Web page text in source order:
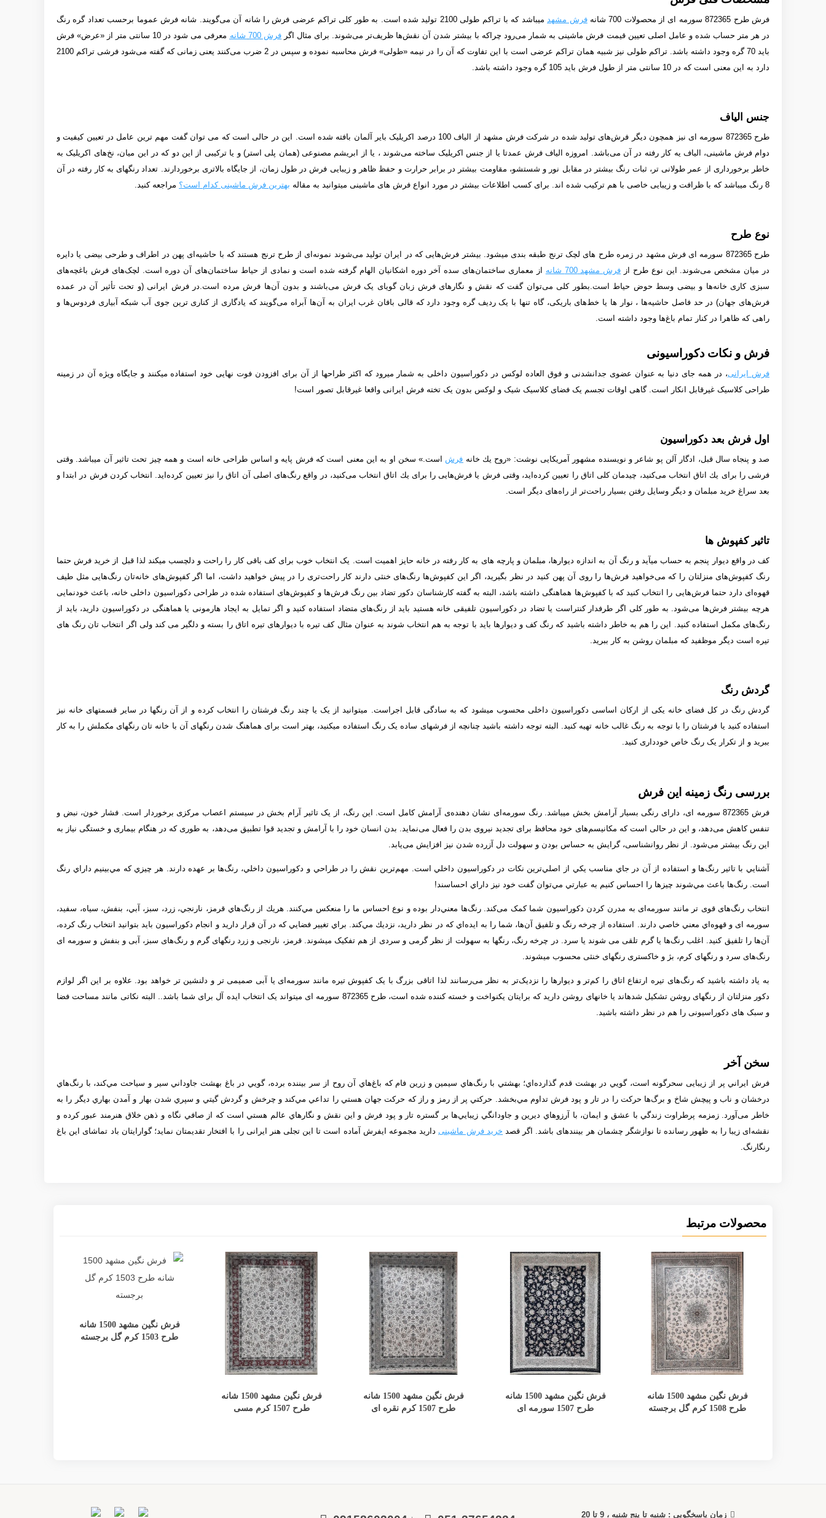
فرش طرح 872365 سورمه ای از محصولات 700 شانه فرش مشهدمی­باشد که با تراکم طولی 2100 تولید شده است.
به طور کلی تراکم عرضی فرش را شانه آن می‌گویند. شانه فرش عموما برحسب تعداد گره رنگ
در هر متر حساب شده و عامل اصلی تعیین قیمت فرش ماشینی به شمار می‌رود چراکه با بیشتر شدن آن نقش‌ها ظریف‌تر می‌شوند. برای مثال اگرفرش 700 شانه
معرفی می شود در 10 سانتی متر از «عرض» فرش
باید 70 گره وجود داشته باشد.
تراکم طولی نیز شبیه همان تراکم عرضی است با این تفاوت که آن را در نیمه «طولی» فرش محاسبه نموده و سپس در 2 ضرب می‌کنند
یعنی زمانی که گفته می‌شود فرشی تراکم 2100
دارد به این معنی است که در 10 سانتی متر از طول فرش باید 105 گره وجود داشته باشد.
جنس الیاف
طرح 872365 سورمه ای
نیز همچون دیگر فرش‌های تولید شده در شرکت فرش مشهد از الیاف 100 درصد اکریلیک بایر آلمان بافته شده است. این در حالی است که می توان گفت مهم ترین عامل در تعیین کیفیت و
دوام فرش ماشینی، الیاف یه کار رفته در آن می‌باشد. امروزه الیاف فرش عمدتا یا از جنس اکریلیک ساخته می‌شوند ، یا از ابریشم مصنوعی (همان پلی استر) و یا ترکیبی از این دو که در این میان، نخ‌های اکریلیک به
خاطر برخورداری از عمر طولانی تر، ثبات رنگ بیشتر در مقابل نور و شستشو، مقاومت بیشتر در برابر حرارت و حفظ ظاهر و زیبایی فرش در طول زمان، از جایگاه بالاتری برخوردارند. تعداد رنگ­­های به کار رفته در آن
8 رنگ می­باشد که با ظرافت و زیبایی خاصی با هم ترکیب شده­ اند. برای کسب اطلاعات بیشتر در مورد انواع فرش های ماشینی میتوانید به مقاله
بهترین فرش ماشینی کدام است؟ مراجعه کنید.
نوع طرح
طرح 872365 سورمه­ ای فرش مشهد
در زمره طرح های لچک ترنج طبقه بندی می­شود. بیشتر فرش‌هایی که در ایران تولید می‌شوند نمونه‌ای از طرح ترنج هستند که با حاشیه‌ای پهن در اطراف و طرحی بیضی یا دایره
در میان مشخص می‌شوند. این نوع طرح از فرش مشهد 700 شانه
از معماری ساختمان‌های سده آخر دوره اشکانیان الهام گرفته شده است و نمادی از حیاط ساختمان‌های آن دوره است. لچک‌های فرش باغچه‌های
سبزی کاری خانه‌ها و بیضی وسط حوض حیاط است.بطور کلی می‌توان گفت که نقش و نگارهای فرش زبان گویای یک فرش می‌باشند و بدون آن‌ها فرش مرده است.در فرش ایرانی (و تحت تأثیر آن در عمده
فرش‌های جهان) در حد فاصل حاشیه‌ها ، نوار ها یا خط‌های باریکی، ‌گاه تنها با یک ردیف گره وجود دارد که قالی بافان غرب ایران به آن‌ها آبراه می‌گویند که یادگاری از کناری ترین جوی آب شبکه‌ آبیاری فردوس‌ها و
راهی که ظاهرا در کنار تمام باغ‌ها وجود داشته است.
فرش و نکات دکوراسیونی
فرش ایرانی، در همه جای دنیا به عنوان عضوی جدانشدنی و فوق العاده لوکس در دکوراسیون داخلی به شمار میرود که اکثر طراح­ها از آن برای افزودن فوت نهایی خود استفاده می­کنند و جایگاه ویژه آن در زمینه
طراحی کلاسیک غیرقابل انکار است. گاهی اوقات تجسم یک فضای کلاسیک شیک و لوکس بدون یک تخته فرش ایرانی واقعا غیرقابل تصور است!
اول فرش بعد دکوراسیون
صد و پنجاه سال قبل، ادگار آلن پو شاعر و نویسنده مشهور آمریکایی نوشت: «روح یك خانه فرش است.» سخن او به این معنی است كه فرش پایه و اساس طراحی خانه است و همه چیز تحت تاثیر آن می­باشد. وقتی
فرشی را برای یك اتاق انتخاب می‌كنید، چیدمان كلی اتاق را تعیین كرده‌اید، وقتی فرش یا فرش‌هایی را برای یك اتاق انتخاب می‌كنید، در واقع رنگ‌های اصلی آن اتاق را نیز تعیین كرده‌اید. انتخاب کردن فرش در ابتدا و
بعد سراغ خرید مبلمان و دیگر وسایل رفتن بسیار راحت‌تر از راه‌های دیگر است.
تاثیر کفپوش ها
کف در واقع دیوار پنجم به حساب می­آید و رنگ آن به اندازه دیوارها، مبلمان و پارچه­ های به کار رفته در خانه حایز اهمیت است. یک انتخاب خوب برای کف باقی کار را راحت و دلچسب می­کند لذا قبل از خرید فرش حتما
رنگ کفپوش‌های منزلتان را که می‌خواهید فرش‌ها را روی آن پهن کنید در نظر بگیرید، اگر این کفپوش‌ها رنگ‌های خنثی دارند کار راحت‌تری را در پیش خواهید داشت، اما اگر کفپوش‌های خانه‌تان رنگ‌هایی مثل طیف
قهوه‌ای دارد حتما فرش‌هایی را انتخاب کنید که با کفپوش‌ها هماهنگی داشته باشد، البته به گفته کارشناسان دکور تضاد بین رنگ فرش‌ها و کفپوش‌های استفاده شده در طراحی دکوراسیون داخلی خانه، باعث خودنمایی
هرچه بیشتر فرش‌ها می‌شود. به طور کلی اگر طرفدار کنتراست یا تضاد در دکوراسیون تلفیقی خانه هستید باید از رنگ‌های متضاد استفاده کنید و اگر تمایل به ایجاد هارمونی یا هماهنگی در دکوراسیون دارید، باید از
رنگ‌های مکمل استفاده کنید. این را هم به خاطر داشته باشید که رنگ کف و دیوارها باید با توجه به هم انتخاب شوند به عنوان مثال کف تیره با دیوارهای تیره اتاق را بسته و دلگیر می کند ولی اگر انتخاب تان رنگ های
تیره است دیگر موظفید که مبلمان روشن به کار ببرید.
گردش رنگ
گردش رنگ در کل فضای خانه یکی از ارکان اساسی دکوراسیون داخلی محسوب می­شود که به سادگی قابل اجراست. می­توانید از یک یا چند رنگ فرش­تان را انتخاب کرده و از آن رنگ­ها در سایر قسمت­های خانه نیز
استفاده کنید یا فرشتان را با توجه به رنگ غالب خانه تهیه کنید. البته توجه داشته باشید چنانچه از فرش­های ساده یک رنگ استفاده می­کنید، بهتر است برای هماهنگ شدن رنگ­های آن با خانه­ تان رنگ­های مکملش را به کار
ببرید و از تکرار یک رنگ خاص خودداری کنید.
بررسی رنگ زمینه این فرش
فرش 872365 سورمه­ ای، دارای رنگی بسیار آرامش بخش می­باشد. رنگ سورمه‌ای نشان دهنده‌ی آرامش کامل است. این رنگ، از یک تاثیر آرام بخش در سیستم اعصاب مرکزی برخوردار است. فشار خون، نبض و
تنفس کاهش می‌دهد، و این در حالی است که مکانیسم‌های خود محافظ برای تجدید نیروی بدن را فعال می‌نماید. بدن انسان خود را با آرامش و تجدید قوا تطبیق می‌دهد، به طوری که در هنگام بیماری و خستگی نیاز به
این رنگ بیشتر می‌شود. از نظر روانشناسی، گرایش به حساس بودن و سهولت دل آزرده شدن نیز افزایش می‌یابد.
آشنايي با تاثير رنگ‌ها و استفاده از آن‌ در جاي مناسب يكي از اصلي‌ترين نكات در دكوراسيون داخلي است. مهم‌ترين نقش را در طراحي و دكوراسيون داخلي، رنگ‌ها بر عهده دارند. هر چيزي كه مي‌بينيم داراي رنگ
است. رنگ‌ها باعث مي‌شوند چيزها را احساس كنيم به عبارتي مي‌توان گفت خود نيز داراي احساسند!
انتخاب رنگ‌های قوی تر مانند سورمه‌ای به مدرن کردن دکوراسیون شما کمک می‌کند. رنگ‌ها معني‌دار بوده و نوع احساس ما را منعكس مي‌كنند. هريك از رنگ‌هاي قرمز، نارنجي، زرد، سبز، آبي، بنفش، سياه، سفيد،
سورمه ­ای و قهوه‌اي معني خاصي دارند. استفاده از چرخه رنگ و تلفيق آن‌ها، شما را به ايده‌اي كه در نظر داريد، نزديك مي‌كند. براي تغيير فضايي كه در آن قرار داريد و انجام دكوراسيون بايد بتوانيد انتخاب رنگ كرده،
آن‌ها را تلفيق كنيد. اغلب رنگ‌ها يا گرم تلقی می شوند يا سرد. در چرخه رنگ، رنگ­ها به سهولت از نظر گرمی و سردی از هم تفکيک میشوند. قرمز، نارنجی و زرد رنگ­های گرم و رنگ‌های سبز، آبی و بنفش و سورمه­ ای
رنگ‌های سرد و رنگ­های کرم، بژ و خاکستری رنگ­های خنثی محسوب می­شوند.
به یاد داشته باشید كه رنگ‌های تیره ارتفاع اتاق را كم‌تر و دیوارها را نزدیک‌تر به نظر می‌رسانند لذا اتاقی بزرگ با يک کفپوش تيره مانند سورمه‌ای یا آبی صميمی تر و دلنشين تر خواهد بود. علاوه بر این اگر لوازم
دکور منزلتان از رنگ­های روشن تشکیل شده­اند یا خانه­ای روشن دارید که برای­تان یکنواخت و خسته کننده شده است، طرح 872365 سورمه ای میتواند یک انتخاب ایده آل برای شما باشد.. البته نکاتی مانند مساحت فضا
و سبک های دکوراسیونی را هم در نظر داشته باشید.
سخن آخر
فرش ايراني پر از زيبایی سحرگونه است، گويي در بهشت قدم گذارده‌اي؛ بهشتي با رنگ‌هاي سيمين و زرين فام كه باغ‌هاي آن روح از سر بيننده برده، ‌گويي در باغ بهشت جاوداني سير و سياحت مي‌كند، با رنگ‌هاي
درخشان و ناب و پیچش شاخ و برگ‌ها حركت را در تار و پود فرش تداوم مي‌بخشد. حركتي پر از رمز و راز كه حركت جهان هستي را تداعي مي‌كند و چرخش و گردش گيتي و سپري شدن بهار و آمدن بهاري ديگر را به
خاطر می‌آورد. زمزمه پرطراوت زندگي با عشق و ايمان، با آرزوهاي ديرين و جاودانگي زيبايي‌ها بر گستره تار و پود فرش و اين نقش و نگارهاي عالم هستي است كه از صافي نگاه و ذهن خلاق هنرمند عبور كرده و
نقشه‌ای زیبا را به ظهور رسانده تا نوازشگر چشمان هر بیننده­ای باشد. اگر قصد خرید فرش ماشینیدارید مجموعه ایفرش آماده است تا این تجلی هنر ایرانی را با افتخار تقدیمتان نماید؛ گوارایتان باد تماشای این باغ
رنگارنگ.
محصولات مرتبط
فرش نگین مشهد 1500 شانه
طرح 1508 کرم گل برجسته
فرش نگین مشهد 1500 شانه
طرح 1507 سورمه ای
فرش نگین مشهد 1500 شانه
طرح 1507 کرم نقره ای
فرش نگین مشهد 1500 شانه
طرح 1507 کرم مسی
فرش نگین مشهد 1500 شانه
طرح 1503 کرم گل برجسته
زمان پاسخگویی : شنبه تا پنج شنبه ، 9 تا 20